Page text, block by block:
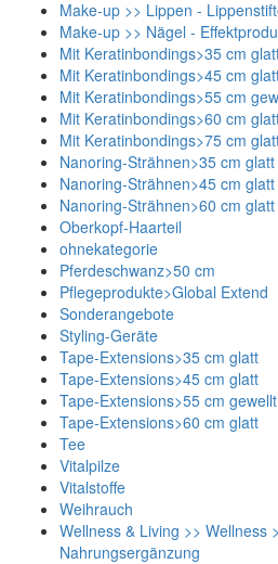
Make-up >> Lippen -
Make-up >> Nägel -
Mit Keratinbondings>35 cm
Mit Keratinbondings>45 cm
Mit Keratinbondings>55 cm
Mit Keratinbondings>60 cm
Mit Keratinbondings>75 cm
Nanoring-Strähnen>35 cm glatt
Nanoring-Strähnen>45 cm glatt
Nanoring-Strähnen>60 cm glatt
Oberkopf-Haarteil
ohnekategorie
Pferdeschwanz>50 cm
Pflegeprodukte>Global Extend
Sonderangebote
Styling-Geräte
Tape-Extensions>35 cm glatt
Tape-Extensions>45 cm glatt
Tape-Extensions>55 cm gewellt
Tape-Extensions>60 cm glatt
Tee
Vitalpilze
Vitalstoffe
Weihrauch
Wellness & Living >> Wellness
Nahrungsergänzung